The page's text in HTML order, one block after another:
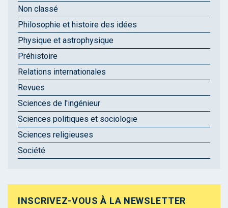
Non classé
Philosophie et histoire des idées
Physique et astrophysique
Préhistoire
Relations internationales
Revues
Sciences de l'ingénieur
Sciences politiques et sociologie
Sciences religieuses
Société
INSCRIVEZ-VOUS À LA NEWSLETTER